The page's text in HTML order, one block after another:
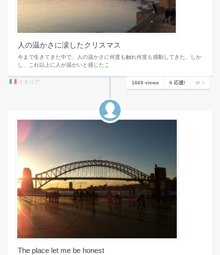
人の温かさに涙したクリスマス
今まで生きてきた中で、人の温かさに何度も触れ何度も感動してきた。しか
し、これ以上に人が温かいと感じたこ
イタリア 1669 views 6 応援! 0
The place let me be honest